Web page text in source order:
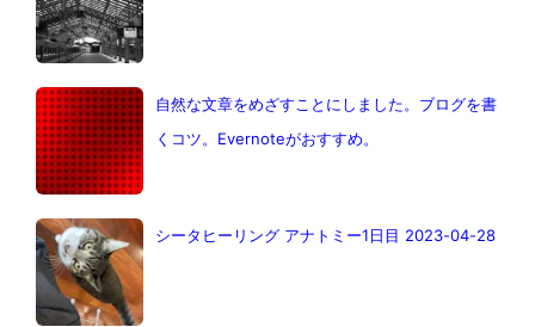
自然な文章をめざすことにしました。ブログを書
くコツ。Evernoteがおすすめ。
シータヒーリング アナトミー1日目 2023-04-28